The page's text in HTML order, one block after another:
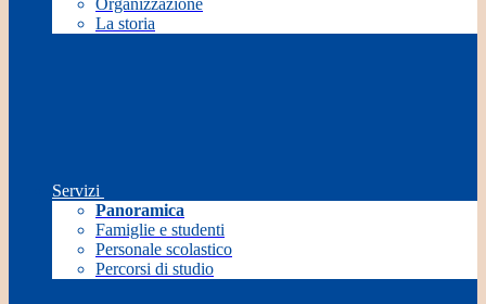
Organizzazione
La storia
Servizi
Panoramica
Famiglie e studenti
Personale scolastico
Percorsi di studio